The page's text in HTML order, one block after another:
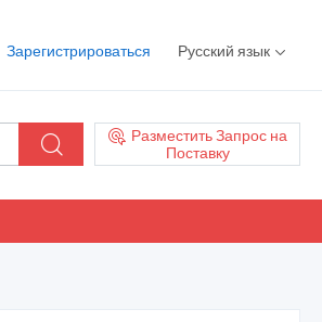
Зарегистрироваться Русский язык
Разместить Запрос на
Поставку